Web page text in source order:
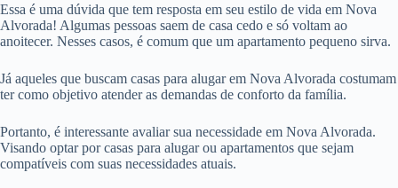
Essa é uma dúvida que tem resposta em seu estilo de vida em Nova
Alvorada! Algumas pessoas saem de casa cedo e só voltam ao
anoitecer. Nesses casos, é comum que um apartamento pequeno sirva.
Já aqueles que buscam casas para alugar em Nova Alvorada costumam
ter como objetivo atender as demandas de conforto da família.
Portanto, é interessante avaliar sua necessidade em Nova Alvorada.
Visando optar por casas para alugar ou apartamentos que sejam
compatíveis com suas necessidades atuais.